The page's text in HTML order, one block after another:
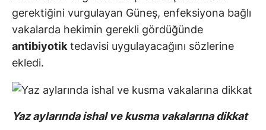
gerektiğini vurgulayan Güneş, enfeksiyona bağlı
vakalarda hekimin gerekli gördüğünde
antibiyotiktedavisi uygulayacağını sözlerine
ekledi.
Yaz aylarında ishal ve kusma vakalarına dikkat